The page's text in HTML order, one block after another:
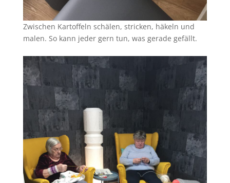
Zwischen Kartoffeln schälen, stricken, häkeln und
malen. So kann jeder gern tun, was gerade gefällt.